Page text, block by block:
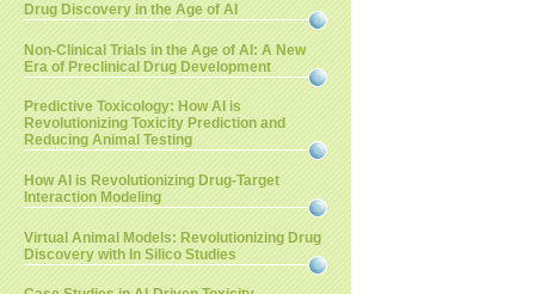
Drug Discovery in the Age of AI
Non-Clinical Trials in the Age of AI: A New
Era of Preclinical Drug Development
Predictive Toxicology: How AI is
Revolutionizing Toxicity Prediction and
Reducing Animal Testing
How AI is Revolutionizing Drug-Target
Interaction Modeling
Virtual Animal Models: Revolutionizing Drug
Discovery with In Silico Studies